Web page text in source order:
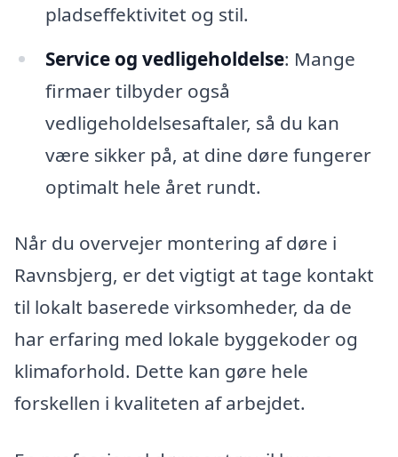
pladseffektivitet og stil.
Service og vedligeholdelse: Mange
firmaer tilbyder også
vedligeholdelsesaftaler, så du kan
være sikker på, at dine døre fungerer
optimalt hele året rundt.
Når du overvejer montering af døre i
Ravnsbjerg, er det vigtigt at tage kontakt
til lokalt baserede virksomheder, da de
har erfaring med lokale byggekoder og
klimaforhold. Dette kan gøre hele
forskellen i kvaliteten af arbejdet.